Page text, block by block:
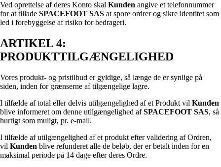
Ved oprettelse af deres Konto skal Kunden angive et telefonnummer
for at tillade SPACEFOOT SAS at spore ordrer og sikre identitet som
led i forebyggelse af risiko for bedrageri.
ARTIKEL 4:
PRODUKTTILGÆNGELIGHED
Vores produkt- og pristilbud er gyldige, så længe de er synlige på
siden, inden for grænserne af tilgængelige lagre.
I tilfælde af total eller delvis utilgængelighed af et Produkt vil Kunden
blive informeret om denne utilgængelighed afSPACEFOOT SAS, så
hurtigt som muligt, pr. e-mail.
I tilfælde af utilgængelighed af et produkt efter validering af Ordren,
vil Kunden blive refunderet alle de beløb, der er betalt inden for en
maksimal periode på 14 dage efter deres Ordre.